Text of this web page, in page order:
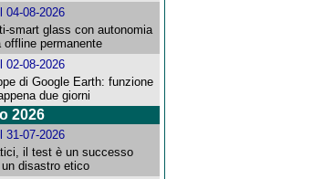
04-08-2026
smart glass con autonomia
permanente
02-08-2026
di Google Earth: funzione
due giorni
2026
31-07-2026
il test è un successo
disastro etico